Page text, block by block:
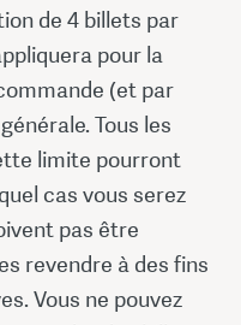
de 4 billets par
pour la
(et par
Tous les
limite pourront
cas vous serez
pas être
revendre à des fins
Vous ne pouvez